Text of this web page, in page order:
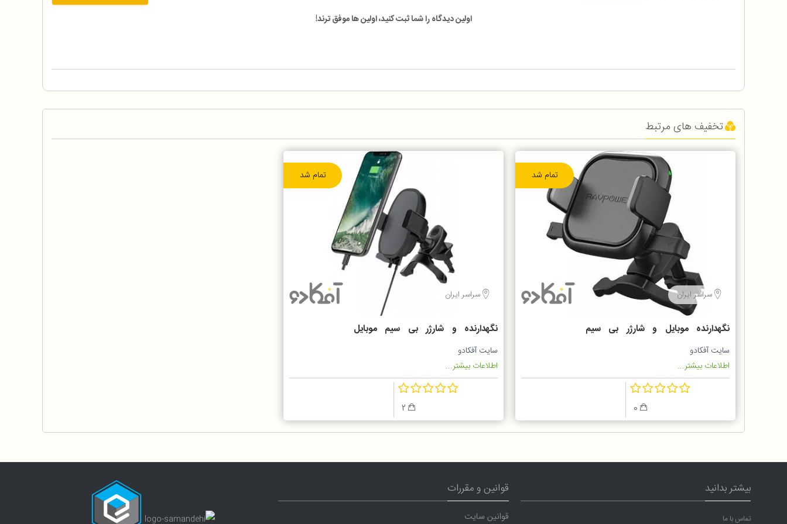
اولین دیدگاه را شما ثبت کنید، اولین ها موفق ترند!
تخفیف های مرتبط
تمام شد
سراسر ایران
نگهدارنده موبایل و شارژر بی سیم
RAVPOWER
سایت آفکادو
اطلاعات بیشتر...
تمام شد
سراسر ایران
نگهدارنده و شارژر بی سیم موبایل
RAVPOWER
سایت آفکادو
اطلاعات بیشتر...
بیشتر بدانید
تماس با ما
قوانین و مقررات
قوانین سایت